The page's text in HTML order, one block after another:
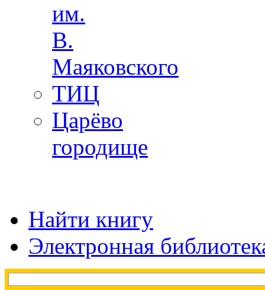
им.
В.
Маяковского
ТИЦ
Царёво
городище
Найти книгу
Электронная